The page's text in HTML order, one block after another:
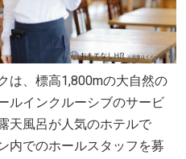
は、標高1,800mの大自然の
ルインクルーシブのサービ
天風呂が人気のホテルで
内でのホールスタッフを募